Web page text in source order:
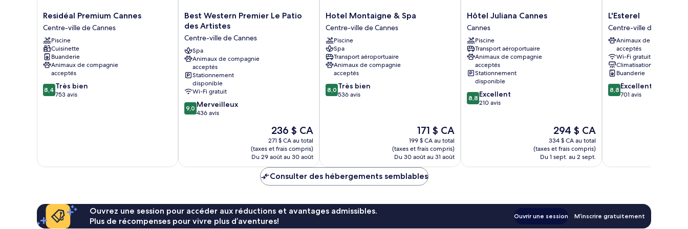
Residéal
Premium
Cannes
Centre-
ville
de
Cannes
Residéal Premium Cannes
Centre-ville de Cannes
Piscine
Cuisinette
Buanderie
Animaux de compagnie
acceptés
8.4
sur
8,4 Très bien
753 avis
Best
Western
Le
Patio
des
Artistes
Centre-
ville
de
Cannes
Best Western Premier Le Patio
des Artistes
Centre-ville de Cannes
Spa
Animaux de compagnie
acceptés
Stationnement
disponible
Wi-Fi gratuit
9.0
sur
9,0 Merveilleux
436 avis
Le
prix
est
de
236 $ CA
236 $ CA
271 $ CA au total
(taxes et frais compris)
Du 29 août au 30 août
Hotel
Montaigne
&
Spa
Centre-
ville
de
Cannes
Hotel Montaigne & Spa
Centre-ville de Cannes
Piscine
Spa
Transport aéroportuaire
Animaux de compagnie
acceptés
8.0
sur
8,0 Très bien
536 avis
Le
prix
est
de
171 $ CA
171 $ CA
199 $ CA au total
(taxes et frais compris)
Du 30 août au 31 août
Hôtel
Juliana
Cannes
Cannes
Hôtel Juliana Cannes
Cannes
Piscine
Transport aéroportuaire
Animaux de compagnie
acceptés
Stationnement
disponible
8.8
sur
8,8 Excellent
210 avis
Le
prix
est
de
294 $ CA
294 $ CA
334 $ CA au total
(taxes et frais compris)
Du 1 sept. au 2 sept.
L'Esterel
Centre-
ville
de
Cannes
L'Esterel
Centre-ville de Cannes
Animaux de compagnie
acceptés
Wi-Fi gratuit
Climatisation
Buanderie
8.8
sur
8,8 Excellent
701 avis
Consulter des hébergements semblables
Ouvrez une session pour accéder aux réductions et avantages admissibles.
Plus de récompenses pour vivre plus d’aventures!
Ouvrir une session M’inscrire gratuitement